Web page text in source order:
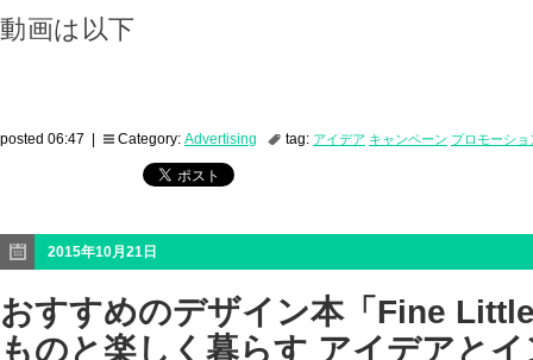
動画は以下
posted 06:47 | Category: Advertising tag: アイデア キャンペーン プロモーショ
2015年10月21日
おすすめのデザイン本「Fine
ものと楽しく暮らす アイデアと